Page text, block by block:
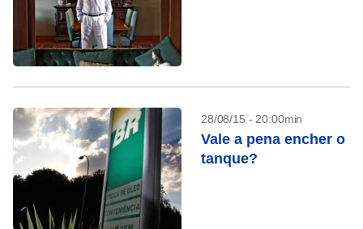
28/08/15 - 20:00min
Vale a pena encher o
tanque?